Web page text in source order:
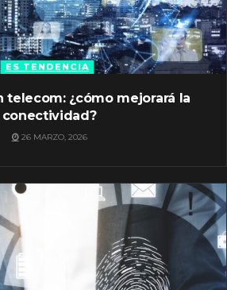
ES TENDENCIA
telecom: ¿cómo mejorará la
conectividad?
26 MARZO, 2026